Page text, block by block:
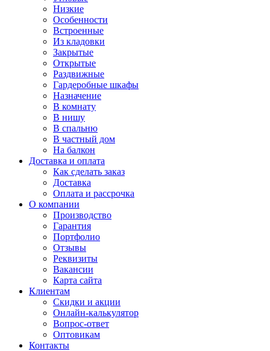
Низкие
Особенности
Встроенные
Из кладовки
Закрытые
Открытые
Раздвижные
Гардеробные шкафы
Назначение
В комнату
В нишу
В спальню
В частный дом
На балкон
Доставка и оплата
Как сделать заказ
Доставка
Оплата и рассрочка
О компании
Производство
Гарантия
Портфолио
Отзывы
Реквизиты
Вакансии
Карта сайта
Клиентам
Скидки и акции
Онлайн-калькулятор
Вопрос-ответ
Оптовикам
Контакты